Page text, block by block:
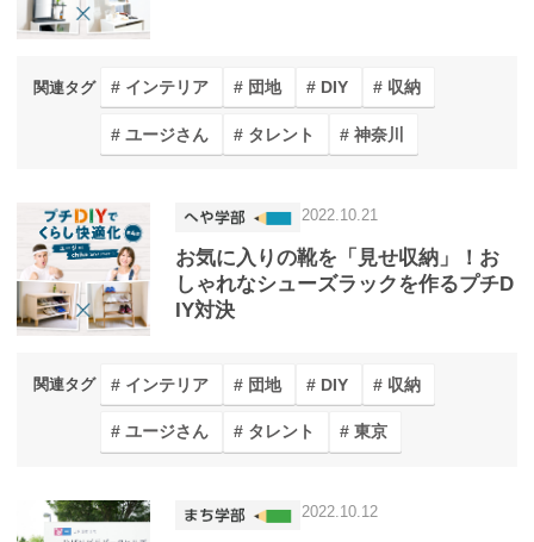
関連タグ インテリア 団地 DIY 収納
ユージさん タレント 神奈川
お気に入りの靴を「見せ収納」！お
しゃれなシューズラックを作るプチD
IY対決
2022.10.21
関連タグ インテリア 団地 DIY 収納
ユージさん タレント 東京
2022.10.12